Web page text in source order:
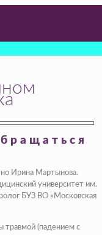
Ирина Мартынова.
университет им.
БУЗ ВО »Московская
травмой (падением с